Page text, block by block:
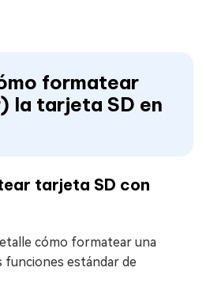
formatear
la tarjeta SD en
tarjeta SD con
cómo formatear una
funciones estándar de